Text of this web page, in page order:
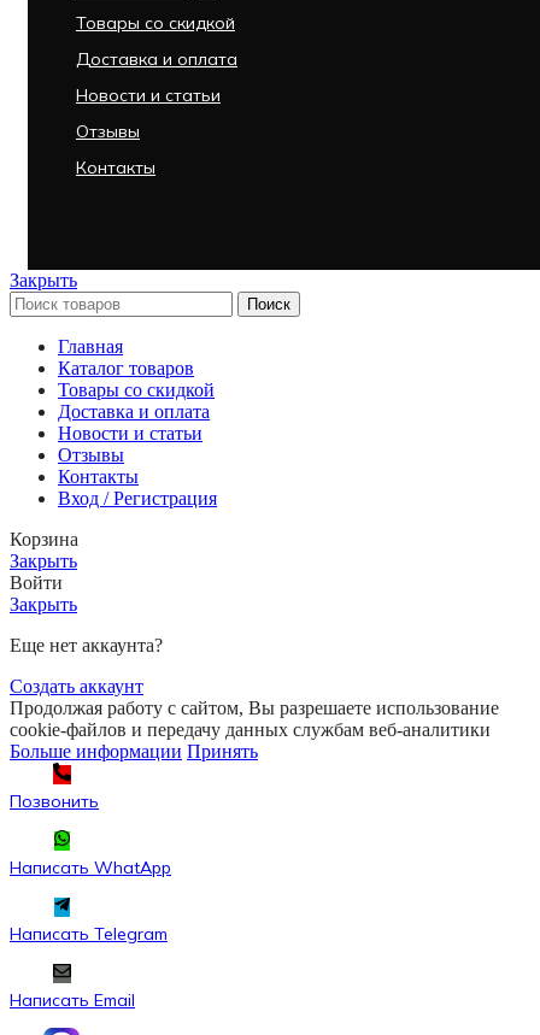
Товары со скидкой
Доставка и оплата
Новости и статьи
Отзывы
Контакты
Закрыть
Поиск
Главная
Каталог товаров
Товары со скидкой
Доставка и оплата
Новости и статьи
Отзывы
Контакты
Вход / Регистрация
Корзина
Закрыть
Войти
Закрыть
Еще нет аккаунта?
Создать аккаунт
Продолжая работу с сайтом, Вы разрешаете использование
cookie-файлов и передачу данных службам веб-аналитики
Больше информации Принять
Позвонить
Написать WhatApp
Написать Telegram
Написать Email